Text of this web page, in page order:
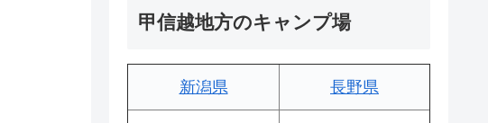
甲信越地方のキャンプ場
新潟県 長野県